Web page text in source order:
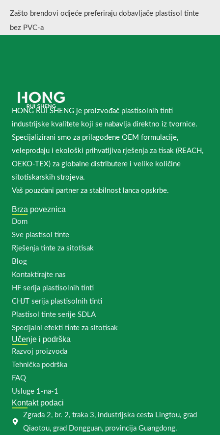
Zašto brendovi odjeće preferiraju dobavljače plastisol tinte
bez PVC-a
HONG RUI SHENG je proizvođač plastisolnih tinti
industrijske kvalitete koji se nabavlja direktno iz tvornice.
Specijalizirani smo za prilagođene OEM formulacije,
veleprodaju i ekološki prihvatljiva rješenja za tisak (REACH,
OEKO-TEX) za globalne distributere i velike količine
sitotiskarskih strojeva.
Vaš pouzdani partner za stabilnost lanca opskrbe.
Brza poveznica
Dom
Sve plastisol tinte
Rješenja tinte za sitotisak
Blog
Kontaktirajte nas
HF serija plastisolnih tinti
CHJT serija plastisolnih tinti
Plastisol tinte serije SDLA
Specijalni efekti tinte za sitotisak
Učenje i podrška
Razvoj proizvoda
Tehnička podrška
FAQ
Usluge 1-na-1
Kontakt podaci
Zgrada 2, br. 2, traka 3, industrijska cesta Lingtou, grad
Qiaotou, grad Dongguan, provincija Guangdong.